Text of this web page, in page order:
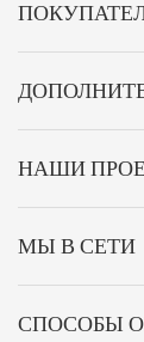
НАШИ
МЫ В СЕТИ
СПОСОБЫ